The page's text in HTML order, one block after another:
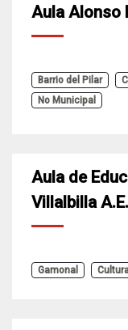
Aula Alonso
Barrio del Pilar
No Municipal
Aula de
Villalbilla
Gamonal